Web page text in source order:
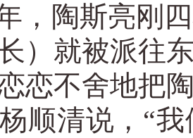
，陶斯亮刚
）就被派往
恋不舍地把
顺清说，“